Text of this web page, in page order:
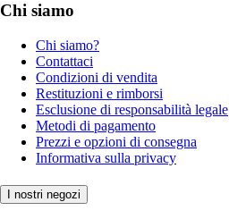
Chi siamo
Chi siamo?
Contattaci
Condizioni di vendita
Restituzioni e rimborsi
Esclusione di responsabilità legale
Metodi di pagamento
Prezzi e opzioni di consegna
Informativa sulla privacy
I nostri negozi